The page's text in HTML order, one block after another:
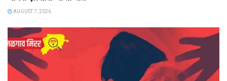
AUGUST 7, 2026